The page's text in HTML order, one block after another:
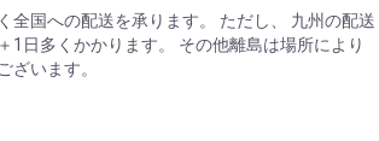
お客様からお祝い用アレンジメントのご
き、川崎区「チネチッタ」に配達いた
客様からお誕生日用アレンジメントの
全国への配送を承ります。 ただし、 九州の配送
1日多くかかります。 その他離島は場所により
ざいます。